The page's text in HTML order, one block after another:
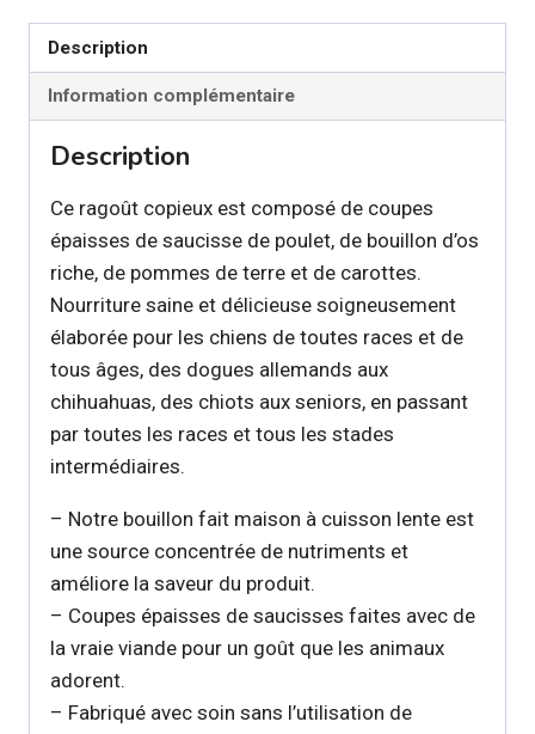
saucisses
de
pour
Description
Information complémentaire
Description
Ce ragoût copieux est composé de coupes
épaisses de saucisse de poulet, de bouillon d’os
riche, de pommes de terre et de carottes.
Nourriture saine et délicieuse soigneusement
élaborée pour les chiens de toutes races et de
tous âges, des dogues allemands aux
chihuahuas, des chiots aux seniors, en passant
par toutes les races et tous les stades
intermédiaires.
– Notre bouillon fait maison à cuisson lente est
une source concentrée de nutriments et
améliore la saveur du produit.
– Coupes épaisses de saucisses faites avec de
la vraie viande pour un goût que les animaux
adorent.
– Fabriqué avec soin sans l’utilisation de